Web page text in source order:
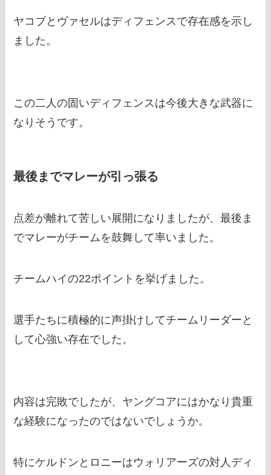
ヤコブとヴァセルはディフェンスで存在感を示し
ました。
この二人の固いディフェンスは今後大きな武器に
なりそうです。
最後までマレーが引っ張る
点差が離れて苦しい展開になりましたが、最後ま
でマレーがチームを鼓舞して率いました。
チームハイの22ポイントを挙げました。
選手たちに積極的に声掛けしてチームリーダーと
して心強い存在でした。
内容は完敗でしたが、ヤングコアにはかなり貴重
な経験になったのではないでしょうか。
特にケルドンとロニーはウォリアーズの対人ディ